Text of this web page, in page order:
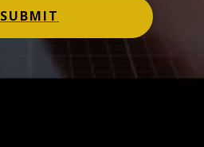
SUBMIT